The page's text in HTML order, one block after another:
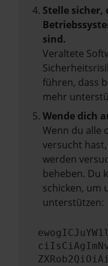
Stelle sicher,
sind.
Veraltete
führen, dass
mehr
Wende dich
Wenn du alle
versucht
werden
beheben. Du
schicken, um
unterstützen: